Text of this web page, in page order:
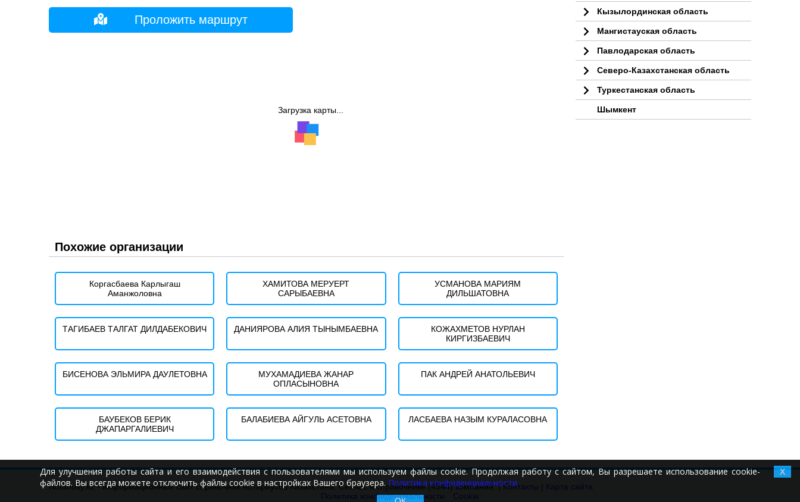
Проложить маршрут
Загрузка карты...
Похожие организации
Коргасбаева Карлыгаш
Аманжоловна
ХАМИТОВА МЕРУЕРТ
САРЫБАЕВНА
УСМАНОВА МАРИЯМ
ДИЛЬШАТОВНА
ТАГИБАЕВ ТАЛГАТ ДИЛДАБЕКОВИЧ ДАНИЯРОВА АЛИЯ ТЫНЫМБАЕВНА
КОЖАХМЕТОВ НУРЛАН
КИРГИЗБАЕВИЧ
БИСЕНОВА ЭЛЬМИРА ДАУЛЕТОВНА
МУХАМАДИЕВА ЖАНАР
ОПЛАСЫНОВНА
ПАК АНДРЕЙ АНАТОЛЬЕВИЧ
БАУБЕКОВ БЕРИК
ДЖАПАРГАЛИЕВИЧ
БАЛАБИЕВА АЙГУЛЬ АСЕТОВНА ЛАСБАЕВА НАЗЫМ КУРАЛАСОВНА
Кызылординская область
Мангистауская область
Павлодарская область
Северо-Казахстанская область
Туркестанская область
Шымкент
Notariusy.kz - информационный сайт справочник нотариусов Казахстана. Сейчас в справочнике (4544) компаний. |Контакты
Карта сайта
Политика конфиденциальности
Cookie
Для улучшения работы сайта и его взаимодействия с пользователями мы используем файлы cookie. Продолжая работу с сайтом, Вы разрешаете использование cookie-
файлов. Вы всегда можете отключить файлы cookie в настройках Вашего браузера. Политика конфиденциальности
X